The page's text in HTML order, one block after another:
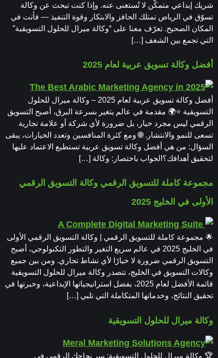
شريك إبداعي متمكّن لا تُستغنى عنه. وإذا كنت تبحث عن وكالة
تسوّق في الرياض تمتلك الحافز والابتكار وقوة التنفيذ — فأنت في
المكان الصحيح. تعرّف معنا على “وكالة ميرال للحلول التسويقية”
التي تجمع بين الشغف […]
أفضل وكالة تسويق عربية لعام 2025
أفضل وكالة تسويق عربية لعام 2025 – وكالة ميرال للحلول
التسويقية ⭐🌍 مقدمة في عالم يتغير بسرعة البرق، أصبح التسويق
الرقمي ليس مجرد خيار، بل ضرورة لأي شركة أو علامة تجارية
تسعى للنمو والانتشار. 🌐 ومع كثرة المنافسين وتعدد الخيارات، يبقى
السؤال: من هي أفضل وكالة تسويق عربية تستطيع الاعتماد عليها
لتحقيق أهدافك؟الجواب باختصار: وكالة […]
مجموعة كاملة للتسويق الرقمي وكالة التسويق الرقمي
الأولى في الخليج 2025
🌟 مجموعة كاملة للتسويق الرقمي | وكالة التسويق الرقمي الأولى
في الخليج 2025 في عالم سريع التغير والتطور التكنولوجي، أصبح
التسويق الرقمي ضرورة لا خيارًا لأي نشاط تجاري. ومن بين جميع
وكالات التسويق في الخليج، تتصدر وكالة ميرال للحلول التسويقية
قائمة الأفضل لعام 2025، بفضل استراتيجياتها الإبداعية، وخبرتها في
تحقيق النتائج، وخدماتها المتكاملة التي تلبي […]
وكالة ميرال للحلول التسويقية
🏆 وكالة ميرال للحلول التسويقية: سر نجاحك الرقمي في